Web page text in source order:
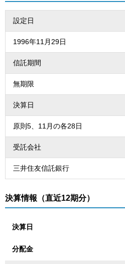
設定日
1996年11月29日
信託期間
無期限
決算日
原則5、11月の各28日
受託会社
三井住友信託銀行
決算情報（直近12期分）
決算日
分配金